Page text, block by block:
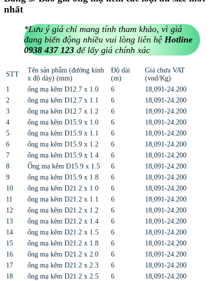
nhất
*Lưu ý giá chỉ mang tính tham khảo, vì giá
đang biến động nhiều vui lòng liên hệ Hotline
0938 437 123 để lấy giá chính xác
STT
Tên sản phẩm (đường kính
x độ dày) (mm)
Độ dài
(m)
Giá chưa VAT
(vnd/Kg)
1
ống mạ kẽm D12.7 x 1.0 6
18,091-24.200
2
ống mạ kẽm D12.7 x 1.1 6
18,091-24.200
3
ống mạ kẽm D12.7 x 1.2 6
18,091-24.200
4
ống mạ kẽm D15.9 x 1.0 6
18,091-24.200
5
ống mạ kẽm D15.9 x 1.1 6
18,091-24.200
6
ống mạ kẽm D15.9 x 1.2 6
18,091-24.200
7
ống mạ kẽm D15.9 x 1.4 6
18,091-24.200
8
Ống mạ kẽm D15.9 x 1.5 6
18,091-24.200
9
ống mạ kẽm D15.9 x 1.8 6
18,091-24.200
10
ống mạ kẽm D21.2 x 1.0 6
18,091-24.200
11
ống mạ kẽm D21.2 x 1.1 6
18,091-24.200
12
ống mạ kẽm D21.2 x 1.2 6
18,091-24.200
13
ống mạ kẽm D21.2 x 1.4 6
18,091-24.200
14
ống mạ kẽm D21.2 x 1.5 6
18,091-24.200
15
ống mạ kẽm D21.2 x 1.8 6
18,091-24.200
16
ống mạ kẽm D21.2 x 2.0 6
18,091-24.200
17
ống mạ kẽm D21.2 x 2.3 6
18,091-24.200
18
ống mạ kẽm D21.2 x 2.5 6
18,091-24.200